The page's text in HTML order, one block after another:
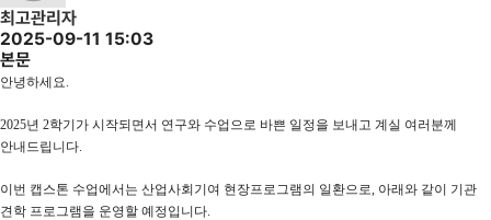
최고관리자
2025-09-11 15:03
본문
안녕하세요.
2025년 2학기가 시작되면서 연구와 수업으로 바쁜 일정을 보내고 계실 여러분께
안내드립니다.
이번 캡스톤 수업에서는 산업사회기여 현장프로그램의 일환으로, 아래와 같이 기관
견학 프로그램을 운영할 예정입니다.